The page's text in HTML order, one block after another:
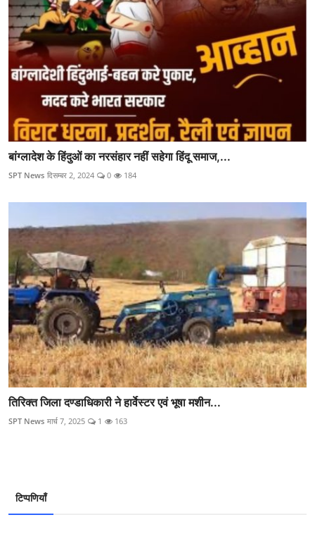
बांग्लादेश के हिंदुओं का नरसंहार नहीं सहेगा हिंदू समाज,...
SPT News दिसम्बर 2, 2024 0 184
तिरिक्‍त जिला दण्‍डाधिकारी ने हार्वेस्‍टर एवं भूषा मशीन...
SPT News मार्च 7, 2025 1 163
टिप्पणियाँ